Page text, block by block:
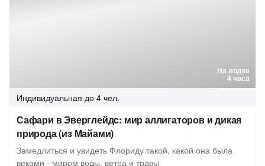
На лодке
4 часа
Индивидуальная до 4 чел.
Сафари в Эверглейдс: мир аллигаторов и дикая
природа (из Майами)
Замедлиться и увидеть Флориду такой, какой она была
веками - миром воды, ветра и травы